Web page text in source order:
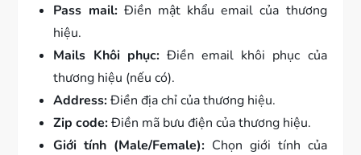
Pass mail:Điền mật khẩu email của thương
hiệu.
Mails Khôi phục:Điền email khôi phục của
thương hiệu (nếu có).
Address:Điền địa chỉ của thương hiệu.
Zip code:Điền mã bưu điện của thương hiệu.
Giới tính (Male/Female): Chọn giới tính của